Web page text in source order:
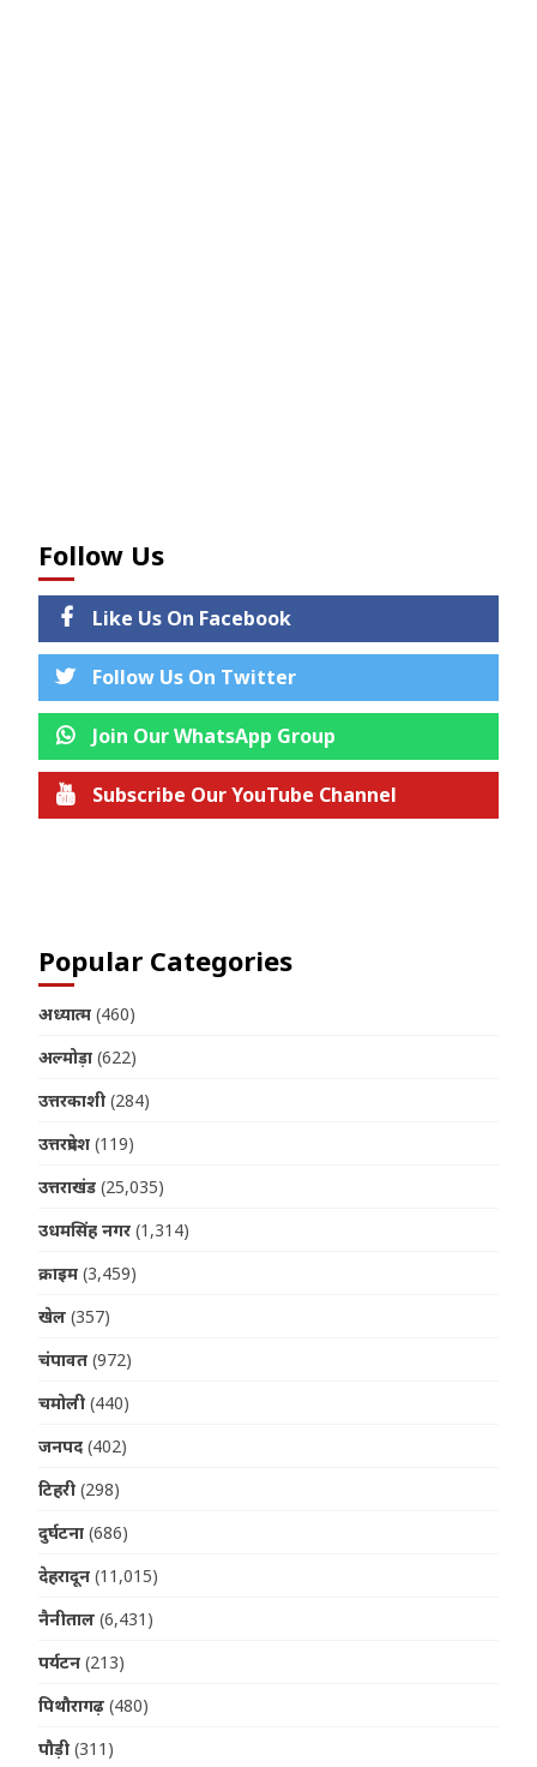
Follow Us
Like Us On Facebook
Follow Us On Twitter
Join Our WhatsApp Group
Subscribe Our YouTube Channel
Popular Categories
अध्यात्म (460)
अल्मोड़ा (622)
उत्तरकाशी (284)
उत्तरप्रदेश (119)
उत्तराखंड (25,035)
उधमसिंह नगर (1,314)
क्राइम (3,459)
खेल (357)
चंपावत (972)
चमोली (440)
जनपद (402)
टिहरी (298)
दुर्घटना (686)
देहरादून (11,015)
नैनीताल (6,431)
पर्यटन (213)
पिथौरागढ़ (480)
पौड़ी (311)